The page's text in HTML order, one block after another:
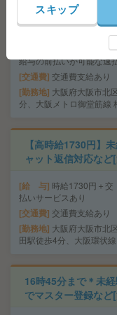
完全在宅可＊未経
で対応履歴入力な
時給1500円＋
給与の前払いが可能な速
交通費 交通費支給あり
勤務地 大阪府大阪市北
分、大阪メトロ御堂筋線
【高時給1730円】
ャット返信対応など
給 与 時給1730円＋
払いサービスあり
交通費 交通費支給あり
勤務地 大阪府大阪市北
田駅徒歩4分、大阪環状
16時45分まで＊未
でマスター登録など
スキップ